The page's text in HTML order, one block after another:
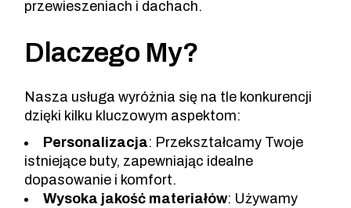
przewieszeniach i dachach.
Dlaczego My?
Nasza usługa wyróżnia się na tle konkurencji
dzięki kilku kluczowym aspektom:
Personalizacja: Przekształcamy Twoje
istniejące buty, zapewniając idealne
dopasowanie i komfort.
Wysoka jakość materiałów: Używamy